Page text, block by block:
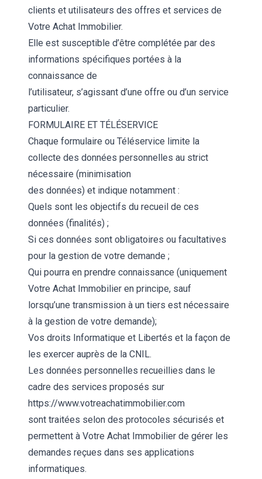
clients et utilisateurs des offres et services de
Votre Achat Immobilier.
Elle est susceptible d’être complétée par des
informations spécifiques portées à la
connaissance de
l’utilisateur, s’agissant d’une offre ou d’un service
particulier.
FORMULAIRE ET TÉLÉSERVICE
Chaque formulaire ou Téléservice limite la
collecte des données personnelles au strict
nécessaire (minimisation
des données) et indique notamment :
Quels sont les objectifs du recueil de ces
données (finalités) ;
Si ces données sont obligatoires ou facultatives
pour la gestion de votre demande ;
Qui pourra en prendre connaissance (uniquement
Votre Achat Immobilier en principe, sauf
lorsqu’une transmission à un tiers est nécessaire
à la gestion de votre demande);
Vos droits Informatique et Libertés et la façon de
les exercer auprès de la CNIL.
Les données personnelles recueillies dans le
cadre des services proposés sur
https://www.votreachatimmobilier.com
sont traitées selon des protocoles sécurisés et
permettent à Votre Achat Immobilier de gérer les
demandes reçues dans ses applications
informatiques.